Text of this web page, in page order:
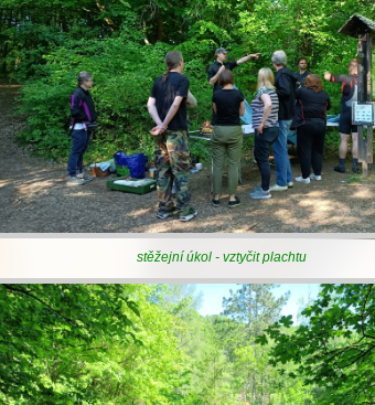
stěžejní úkol - vztyčit plachtu